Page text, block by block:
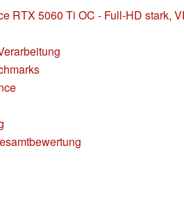
RTX 5060 Ti OC - Full-HD stark,